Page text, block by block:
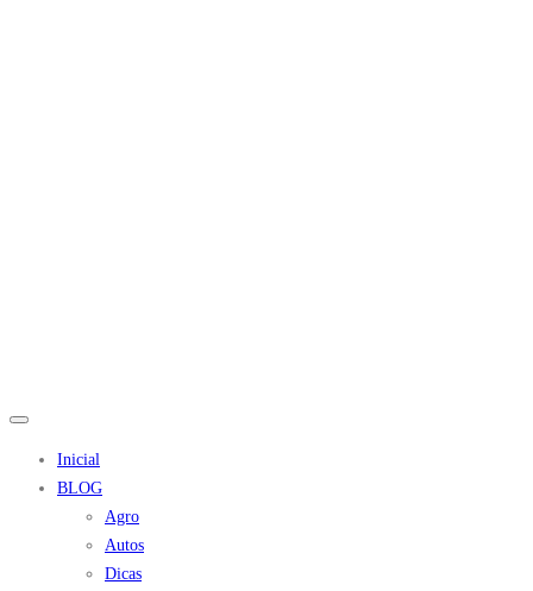
Inicial
BLOG
Agro
Autos
Dicas